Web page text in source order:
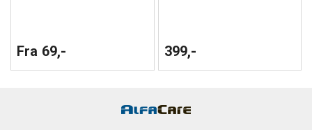
Fra 69,- 399,-